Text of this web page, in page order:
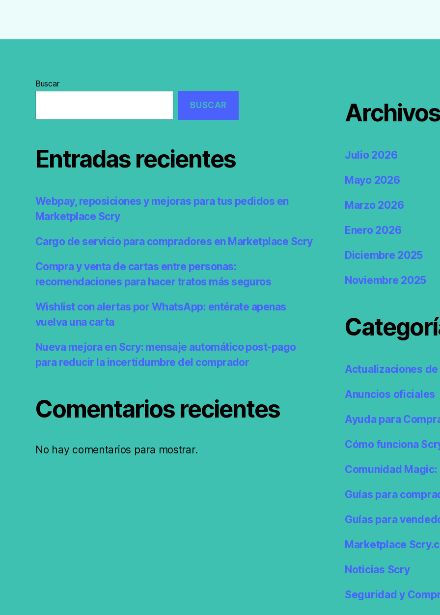
Buscar
BUSCAR
Entradas recientes
Webpay, reposiciones y mejoras para tus pedidos en
Marketplace Scry
Cargo de servicio para compradores en Marketplace Scry
Compra y venta de cartas entre personas:
recomendaciones para hacer tratos más seguros
Wishlist con alertas por WhatsApp: entérate apenas
vuelva una carta
Nueva mejora en Scry: mensaje automático post-pago
para reducir la incertidumbre del comprador
Comentarios recientes
No hay comentarios para mostrar.
Archivos
Julio 2026
Mayo 2026
Marzo 2026
Enero 2026
Diciembre 2025
Noviembre 2025
Actualizaciones
Anuncios oficiales
Ayuda para
Cómo funciona
Comunidad
Guías para
Guías para
Marketplace
Noticias Scry
Seguridad y